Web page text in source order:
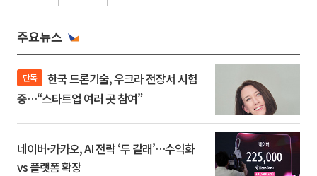
주요뉴스
단독
중…“스타트업 여러 곳 참여”
네이버·카카오, AI 전략 ‘두 갈래’…수익화
vs 플랫폼 확장